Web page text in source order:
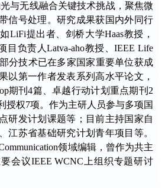
与无线融合关键技术挑战，聚焦微
信号处理。研究成果获国内外同行
LiFi提出者、剑桥大学Haas教授，
目负责人Latva-aho教授、IEEE Life
分技术已在多家国家重要单位获成
以第一作者发表系列高水平论文，
期刊4篇、卓越行动计划重点期刊2
授权7项。作为主研人员参与多项国
研发计划课题等；目前主持国家自
江苏省基础研究计划青年项目等。
领域编辑，曾作为共主
会议IEEE WCNC上组织专题研讨